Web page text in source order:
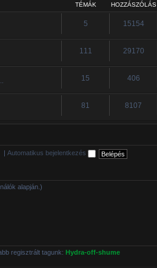
TÉMÁK HOZZÁSZÓLÁS
5 15154
111 29170
15 406
81 8107
Automatikus bejelentkezés
alapján.)
regisztrált tagunk: Hydra-off-shume